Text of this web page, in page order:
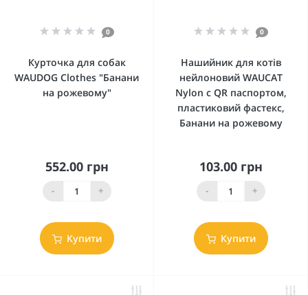
0
Курточка для собак
WAUDOG Clothes "Банани
на рожевому"
552.00 грн
- +
Купити
0
Нашийник для котів
нейлоновий WAUCAT
Nylon c QR паспортом,
пластиковий фастекс,
Банани на рожевому
103.00 грн
- +
Купити